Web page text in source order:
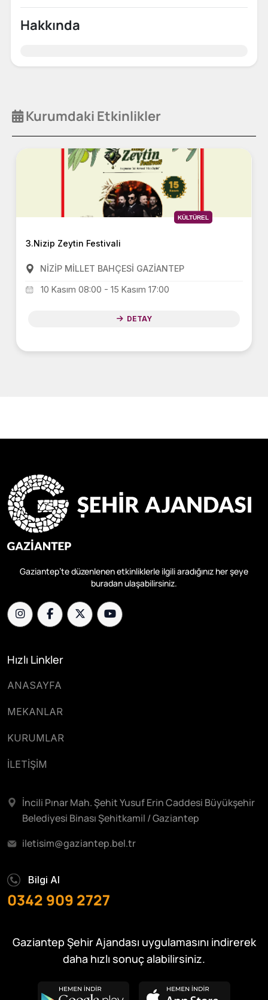
Hakkında
Kurumdaki Etkinlikler
KÜLTÜREL
3.Nizip Zeytin Festivali
NİZİP MİLLET BAHÇESİ GAZİANTEP
10 Kasım 08:00 - 15 Kasım 17:00
DETAY
Gaziantep’te düzenlenen etkinliklerle ilgili aradığınız her şeye
buradan ulaşabilirsiniz.
Hızlı Linkler
ANASAYFA
MEKANLAR
KURUMLAR
İLETİŞİM
İncili Pınar Mah. Şehit Yusuf Erin Caddesi Büyükşehir
Belediyesi Binası Şehitkamil / Gaziantep
iletisim@gaziantep.bel.tr
Bilgi Al
0342 909 2727
Gaziantep Şehir Ajandası uygulamasını indirerek
daha hızlı sonuç alabilirsiniz.